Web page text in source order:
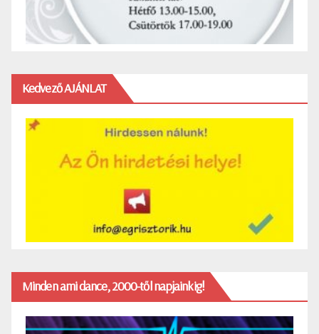
Kedvező AJÁNLAT
Minden ami dance, 2000-től napjainkig!